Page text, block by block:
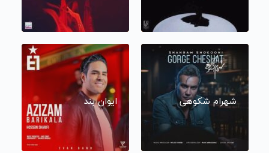
شهرام شکوهی ایوان بند